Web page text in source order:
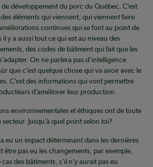
développement du porc du Québec. C’est
éléments qui viennent, qui viennent faire
continues qui se font au point de
il y a aussi tout ce qui est au niveau des
des codes de bâtiment qui fait que les
On ne parlera pas d’intelligence
que c’est quelque chose qui va avoir avec le
C’est des informations qui vont permettre
d’améliorer leur production.
environnementales et éthiques ont de toute
Jusqu’à quel point selon toi?
a eu un impact déterminant dans les dernières
être pas eu les changements, par exemple,
des bâtiments, s’il n’y aurait pas eu